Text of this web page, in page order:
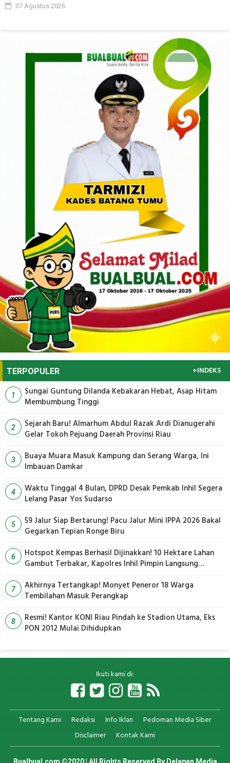
07 Agustus 2026
TERPOPULER +INDEKS
1
Sungai Guntung Dilanda Kebakaran Hebat, Asap Hitam
Membumbung Tinggi
2
Sejarah Baru! Almarhum Abdul Razak Ardi Dianugerahi
Gelar Tokoh Pejuang Daerah Provinsi Riau
3
Buaya Muara Masuk Kampung dan Serang Warga, Ini
Imbauan Damkar
4
Waktu Tinggal 4 Bulan, DPRD Desak Pemkab Inhil Segera
Lelang Pasar Yos Sudarso
5
59 Jalur Siap Bertarung! Pacu Jalur Mini IPPA 2026 Bakal
Gegarkan Tepian Ronge Biru
6
Hotspot Kempas Berhasil Dijinakkan! 10 Hektare Lahan
Gambut Terbakar, Kapolres Inhil Pimpin Langsung
7
Akhirnya Tertangkap! Monyet Peneror 18 Warga
Tembilahan Masuk Perangkap
8
Resmi! Kantor KONI Riau Pindah ke Stadion Utama, Eks
PON 2012 Mulai Dihidupkan
Ikuti kami di:
Tentang Kami Redaksi Info Iklan
Pedoman Media Siber
Disclaimer
Kontak Kami